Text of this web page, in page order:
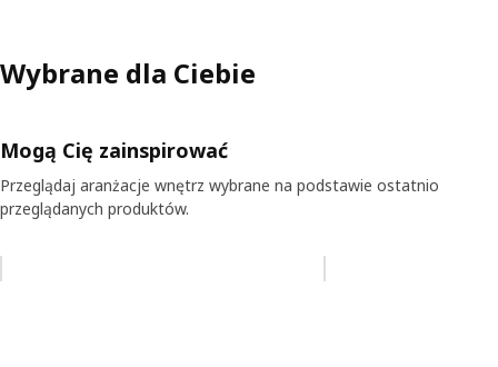
Wybrane dla Ciebie
Mogą Cię zainspirować
Przeglądaj aranżacje wnętrz wybrane na podstawie ostatnio
przeglądanych produktów.